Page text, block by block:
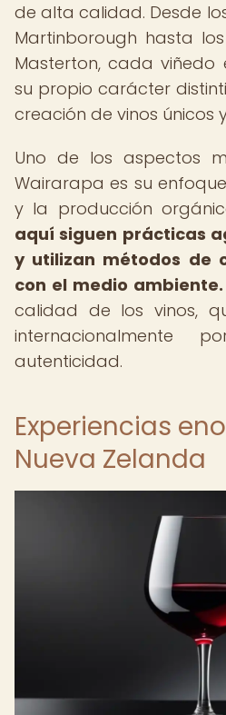
de alta calidad. Desde
Martinborough hasta
Masterton, cada viñedo
su propio carácter
creación de vinos únicos
Uno de los aspectos
Wairarapa es su
y la producción
aquí siguen prácticas
y utilizan métodos de
con el medio ambiente.
calidad de los vinos,
autenticidad.
Experiencias
Nueva Zelanda